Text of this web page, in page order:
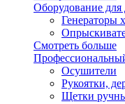
Оборудование
Генераторы
Смотреть больше
Осушители
Рукоятки,
Щетки